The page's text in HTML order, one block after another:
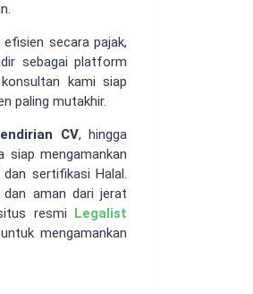
secara pajak,
sebagai platform
kami siap
paling mutakhir.
CV, hingga
siap mengamankan
dan sertifikasi Halal.
dan aman dari jerat
resmi
Legalist
mengamankan